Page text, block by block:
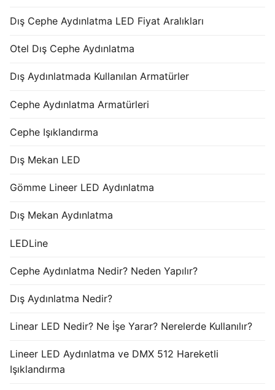
Dış Cephe Aydınlatma LED Fiyat Aralıkları
Otel Dış Cephe Aydınlatma
Dış Aydınlatmada Kullanılan Armatürler
Cephe Aydınlatma Armatürleri
Cephe Işıklandırma
Dış Mekan LED
Gömme Lineer LED Aydınlatma
Dış Mekan Aydınlatma
LEDLine
Cephe Aydınlatma Nedir? Neden Yapılır?
Dış Aydınlatma Nedir?
Linear LED Nedir? Ne İşe Yarar? Nerelerde Kullanılır?
Lineer LED Aydınlatma ve DMX 512 Hareketli
Işıklandırma